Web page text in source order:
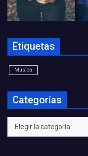
Etiquetas
Música
Categorías
Categorías